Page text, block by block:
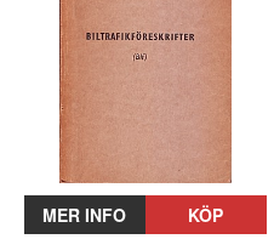
MER INFO KÖP